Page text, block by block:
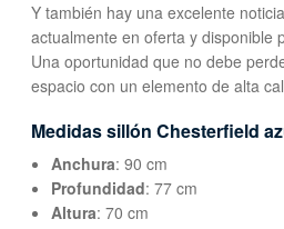
Y también hay una excelente
actualmente en oferta y disponible
Una oportunidad que no debe
espacio con un elemento de alta
Medidas sillón Chesterfield
Anchura: 90 cm
Profundidad: 77 cm
Altura: 70 cm